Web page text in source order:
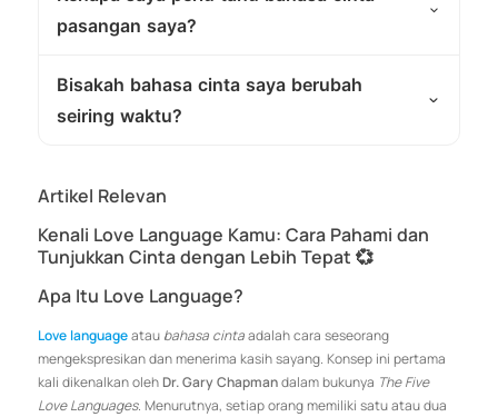
pasangan saya?
Bisakah bahasa cinta saya berubah
seiring waktu?
Artikel Relevan
Kenali Love Language Kamu: Cara Pahami dan
Tunjukkan Cinta dengan Lebih Tepat 💞
Apa Itu Love Language?
Love languageatau bahasa cintaadalah cara seseorang
mengekspresikan dan menerima kasih sayang. Konsep ini pertama
kali dikenalkan oleh Dr. Gary Chapmandalam bukunya The Five
Love Languages. Menurutnya, setiap orang memiliki satu atau dua